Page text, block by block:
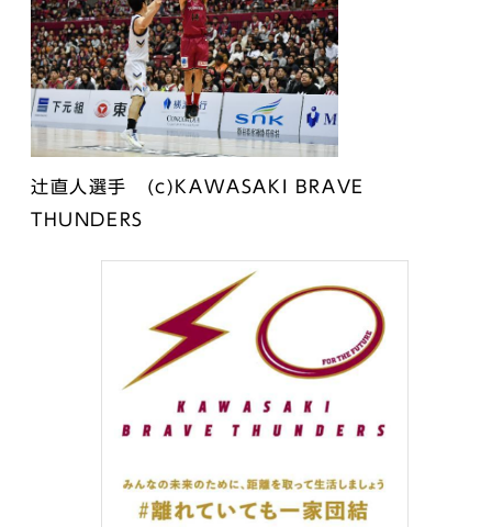
辻直人選手 (c)KAWASAKI BRAVE
THUNDERS